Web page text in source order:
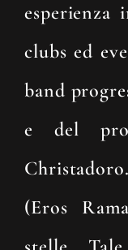
clubs ed
band
e del
Christadoro
(Eros